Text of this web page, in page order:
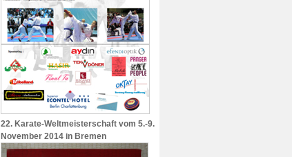
22. Karate-Weltmeisterschaft vom 5.-9.
November 2014 in Bremen